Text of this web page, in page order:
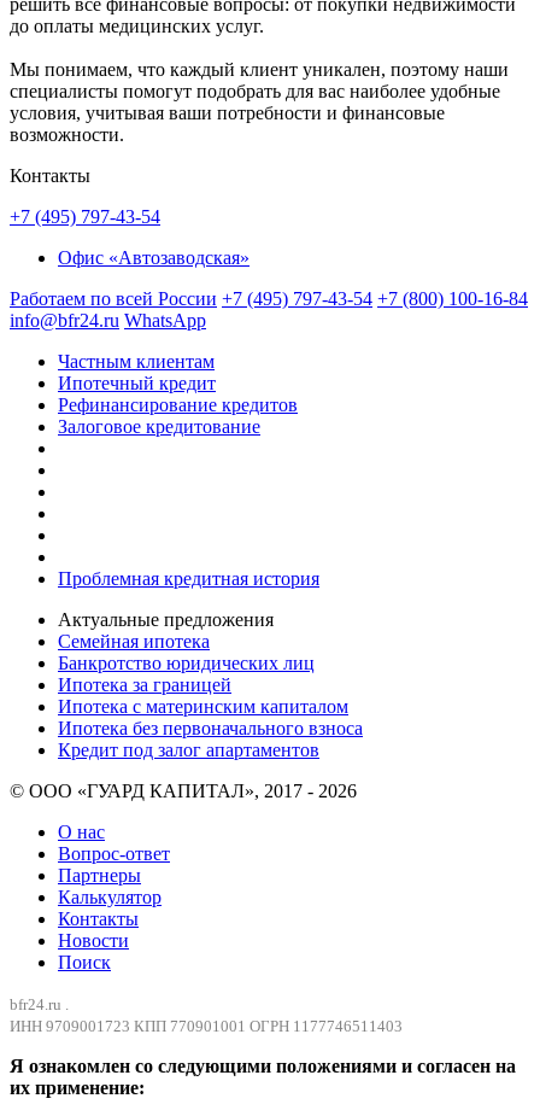
до оплаты медицинских услуг.
Мы понимаем, что каждый клиент уникален, поэтому наши
специалисты помогут подобрать для вас наиболее удобные
условия, учитывая ваши потребности и финансовые
возможности.
Контакты
+7 (495) 797-43-54
Офис «Автозаводская»
Работаем по всей России +7 (495) 797-43-54 +7 (800) 100-16-84
info@bfr24.ru WhatsApp
Частным клиентам
Ипотечный кредит
Рефинансирование кредитов
Залоговое кредитование
Проблемная кредитная история
Актуальные предложения
Семейная ипотека
Банкротство юридических лиц
Ипотека за границей
Ипотека с материнским капиталом
Ипотека без первоначального взноса
Кредит под залог апартаментов
© ООО «ГУАРД КАПИТАЛ», 2017 - 2026
О нас
Вопрос-ответ
Партнеры
Калькулятор
Контакты
Новости
Поиск
bfr24.ru .
ИНН 9709001723 КПП 770901001 ОГРН 1177746511403
Я ознакомлен со следующими положениями и согласен на
их применение: